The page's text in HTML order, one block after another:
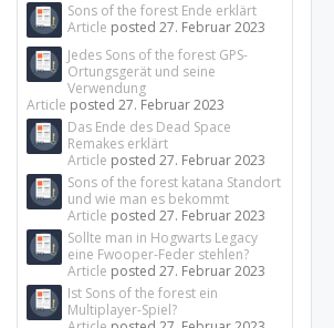
Sons of the forest Ende erklärt
Article posted27. Februar 2023
Jedes Sons of the forest GPS-
Ortungsgerät und seine
Verwendung
Article posted27. Februar 2023
Das Ende des Dead Space
Remakes erklärt
Article posted27. Februar 2023
Sons of the forest katana Standort
und wie man es bekommt
Article posted27. Februar 2023
Sollte man in Hogwarts Legacy
eine Fwooper-Feder stehlen?
Article posted27. Februar 2023
Ist Sons of the forest ein
Multiplayer-Spiel?